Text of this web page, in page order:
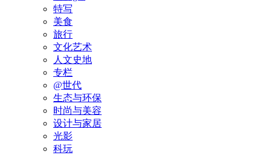
特写
美食
旅行
文化艺术
人文史地
专栏
@世代
生态与环保
时尚与美容
设计与家居
光影
科玩